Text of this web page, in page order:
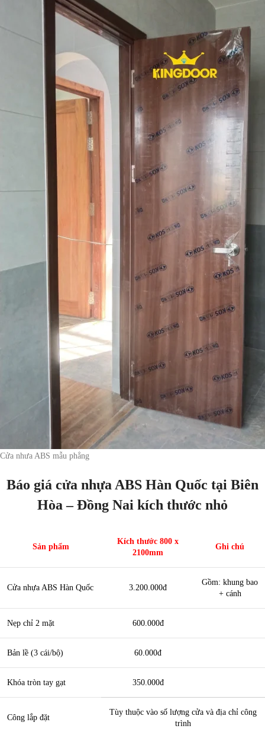
Cửa nhưa ABS mẫu phẳng
Báo giá cửa nhựa ABS Hàn Quốc tại Biên
Hòa – Đồng Nai kích thước nhỏ
Sản phẩm
Kích thước 800 x
2100mm
Ghi chú
Cửa nhựa ABS Hàn Quốc 3.200.000đ
Gồm: khung bao
+ cánh
Nẹp chỉ 2 mặt 600.000đ
Bản lề (3 cái/bộ) 60.000đ
Khóa tròn tay gạt 350.000đ
Công lắp đặt
Tùy thuộc vào số lượng cửa và địa chỉ công
trình